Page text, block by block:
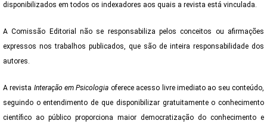
disponibilizados em todos os indexadores aos quais a revista está vinculada.
A Comissão Editorial não se responsabiliza pelos conceitos ou afirmações
expressos nos trabalhos publicados, que são de inteira responsabilidade dos
autores.
A revista Interação em Psicologia oferece acesso livre imediato ao seu conteúdo,
seguindo o entendimento de que disponibilizar gratuitamente o conhecimento
científico ao público proporciona maior democratização do conhecimento e